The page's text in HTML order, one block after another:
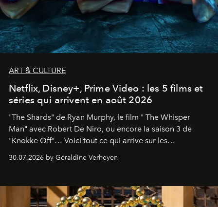
ART & CULTURE
Netflix, Disney+, Prime Video : les 5 films et
séries qui arrivent en août 2026
"The Shards" de Ryan Murphy, le film " The Whisper
Man" avec Robert De Niro, ou encore la saison 3 de
"Knokke Off"… Voici tout ce qui arrive sur les
plateformes de streaming en août 2026.
30.07.2026 by Géraldine Verheyen